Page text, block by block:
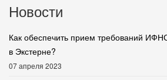
Новости
Как обеспечить прием требований
в Экстерне?
07 апреля 2023